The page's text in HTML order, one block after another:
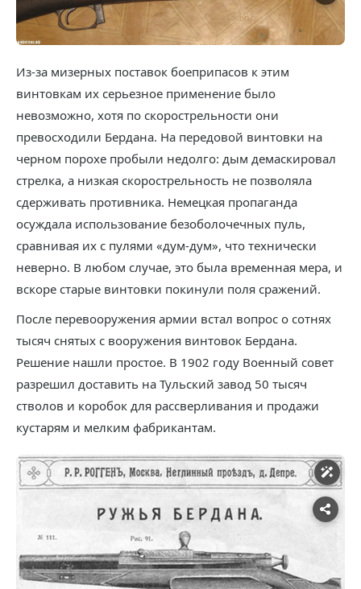
Из-за мизерных поставок боеприпасов к этим
винтовкам их серьезное применение было
невозможно, хотя по скорострельности они
превосходили Бердана. На передовой винтовки на
черном порохе пробыли недолго: дым демаскировал
стрелка, а низкая скорострельность не позволяла
сдерживать противника. Немецкая пропаганда
осуждала использование безоболочечных пуль,
сравнивая их с пулями «дум-дум», что технически
неверно. В любом случае, это была временная мера, и
вскоре старые винтовки покинули поля сражений.
После перевооружения армии встал вопрос о сотнях
тысяч снятых с вооружения винтовок Бердана.
Решение нашли простое. В 1902 году Военный совет
разрешил доставить на Тульский завод 50 тысяч
стволов и коробок для рассверливания и продажи
кустарям и мелким фабрикантам.